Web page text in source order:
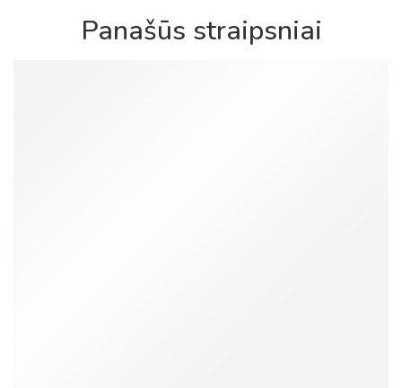
Panašūs straipsniai